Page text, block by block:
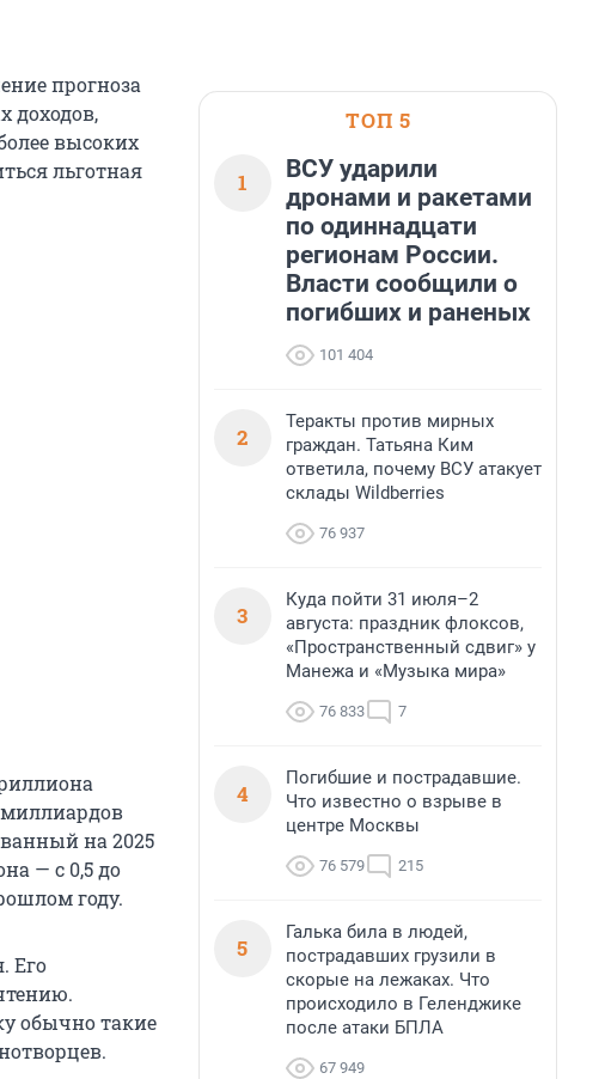
прогноза
доходов,
высоких
льготная
миллиардов
на 2025
— с 0,5 до
году.
Его
обычно такие
ТОП 5
1
ВСУ ударили
дронами и ракетами
по одиннадцати
регионам России.
Власти сообщили о
погибших и раненых
101 404
2
Теракты против мирных
граждан. Татьяна Ким
ответила, почему ВСУ атакует
склады Wildberries
76 937
3
Куда пойти 31 июля–2
августа: праздник флоксов,
«Пространственный сдвиг» у
Манежа и «Музыка мира»
76 833 7
4
Погибшие и пострадавшие.
Что известно о взрыве в
центре Москвы
76 579 215
5
Галька била в людей,
пострадавших грузили в
скорые на лежаках. Что
происходило в Геленджике
после атаки БПЛА
67 949